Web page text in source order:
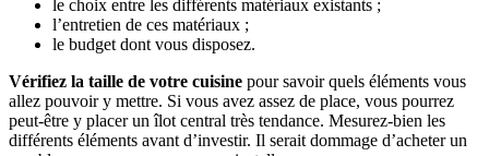
le choix entre les différents matériaux existants ;
l’entretien de ces matériaux ;
le budget dont vous disposez.
Vérifiez la taille de votre cuisine pour savoir quels éléments vous
allez pouvoir y mettre. Si vous avez assez de place, vous pourrez
peut-être y placer un îlot central très tendance. Mesurez-bien les
différents éléments avant d’investir. Il serait dommage d’acheter un